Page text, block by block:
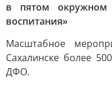
в пятом окружном
воспитания»
Масштабное
Сахалинске более
ДФО.